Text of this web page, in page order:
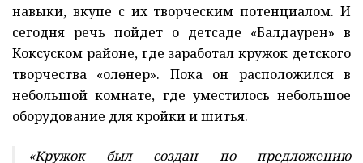
навыки, вкупе с их творческим потенциалом. И
сегодня речь пойдет о детсаде «Балдаурен» в
Коксуском районе, где заработал кружок детского
творчества «Қолөнер». Пока он расположился в
небольшой комнате, где уместилось небольшое
оборудование для кройки и шитья.
«Кружок был создан по предложению